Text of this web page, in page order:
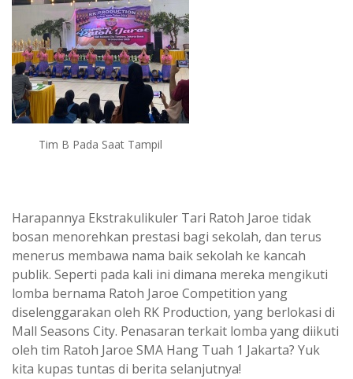
Tim B Pada Saat Tampil
Harapannya Ekstrakulikuler Tari Ratoh Jaroe tidak
bosan menorehkan prestasi bagi sekolah, dan terus
menerus membawa nama baik sekolah ke kancah
publik. Seperti pada kali ini dimana mereka mengikuti
lomba bernama Ratoh Jaroe Competition yang
diselenggarakan oleh RK Production, yang berlokasi di
Mall Seasons City. Penasaran terkait lomba yang diikuti
oleh tim Ratoh Jaroe SMA Hang Tuah 1 Jakarta? Yuk
kita kupas tuntas di berita selanjutnya!